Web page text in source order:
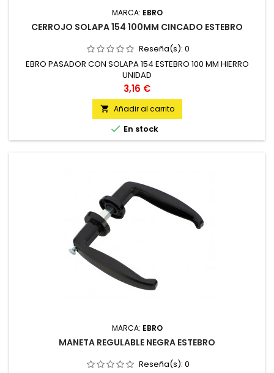
MARCA: EBRO
CERROJO SOLAPA 154 100MM CINCADO ESTEBRO
Reseña(s): 0
EBRO PASADOR CON SOLAPA 154 ESTEBRO 100 MM HIERRO
UNIDAD
Precio
3,16 €
 Añadir al carrito
 En stock
MARCA: EBRO
MANETA REGULABLE NEGRA ESTEBRO
Reseña(s): 0